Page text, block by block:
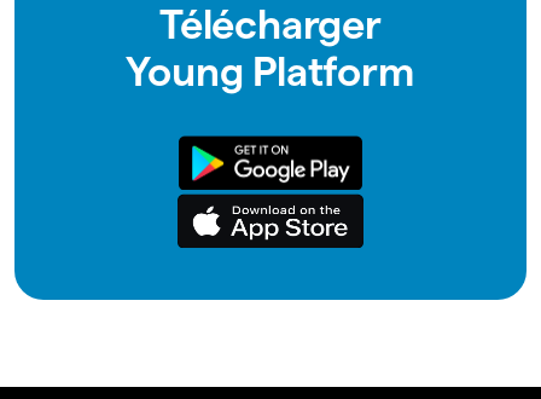
Télécharger
Young Platform